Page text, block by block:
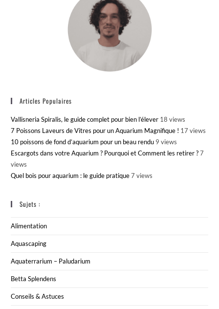
Articles Populaires
Vallisneria Spiralis, le guide complet pour bien l’élever 18 views
7 Poissons Laveurs de Vitres pour un Aquarium Magnifique ! 17 views
10 poissons de fond d’aquarium pour un beau rendu 9 views
Escargots dans votre Aquarium ? Pourquoi et Comment les retirer ? 7
views
Quel bois pour aquarium : le guide pratique 7 views
Sujets :
Alimentation
Aquascaping
Aquaterrarium – Paludarium
Betta Splendens
Conseils & Astuces